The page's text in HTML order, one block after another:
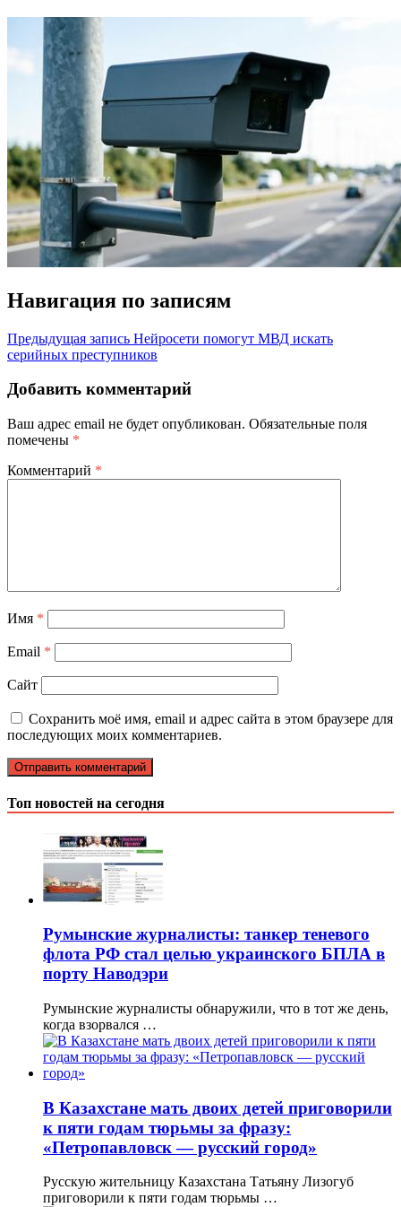
Навигация по записям
Предыдущая запись Нейросети помогут МВД искать
серийных преступников
Добавить комментарий
Ваш адрес email не будет опубликован. Обязательные поля
помечены *
Комментарий *
Имя *
Email *
Сайт
Сохранить моё имя, email и адрес сайта в этом браузере для
последующих моих комментариев.
Топ новостей на сегодня
Румынские журналисты: танкер теневого
флота РФ стал целью украинского БПЛА в
порту Наводэри
Румынские журналисты обнаружили, что в тот же день,
когда взорвался …
В Казахстане мать двоих детей приговорили
к пяти годам тюрьмы за фразу:
«Петропавловск — русский город»
Русскую жительницу Казахстана Татьяну Лизогуб
приговорили к пяти годам тюрьмы …